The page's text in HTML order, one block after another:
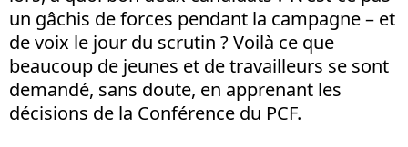
un gâchis de forces pendant la campagne – et
de voix le jour du scrutin ? Voilà ce que
beaucoup de jeunes et de travailleurs se sont
demandé, sans doute, en apprenant les
décisions de la Conférence du PCF.